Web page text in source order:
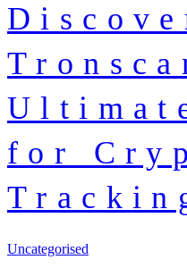
for
Uncategorised